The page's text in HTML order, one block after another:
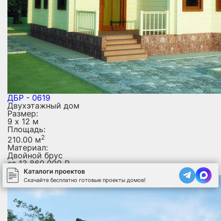
ДБР - 0619
Двухэтажный дом
Размер:
9 х 12 м
Площадь:
210.00 м2
Материал:
Двойной брус
от13 860 000₽
Подробнее
Каталоги проектов
Скачайте бесплатно готовые проекты домов!